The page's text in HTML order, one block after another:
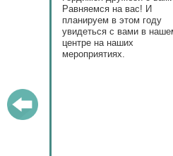
Здорово!